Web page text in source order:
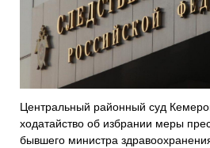
Центральный районный суд
ходатайство об избрании меры
бывшего министра